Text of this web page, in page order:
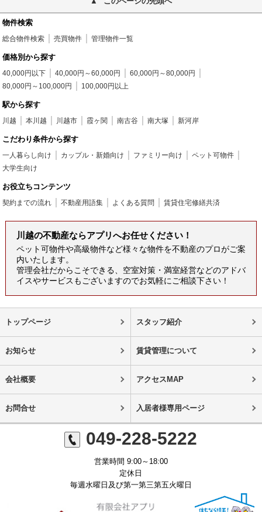
物件検索
総合物件検索 売買物件 管理物件一覧
価格別から探す
40,000円以下 40,000円～60,000円
60,000円～80,000円
80,000円～100,000円
100,000円以上
駅から探す
川越 本川越 川越市 霞ヶ関 南古谷 南大塚 新河岸
こだわり条件から探す
一人暮らし向け カップル・新婚向け ファミリー向け
ペット可物件
大学生向け
お役立ちコンテンツ
契約までの流れ 不動産用語集 よくある質問 賃貸住宅修繕共済
川越の不動産ならアプリへお任せください！
ペット可物件や高級物件など様々な物件を不動産のプロがご案
内いたします。
管理会社だからこそできる、空室対策・満室経営などのアドバ
イスやサービスもございますのでお気軽にご相談下さい！
トップページ スタッフ紹介
お知らせ 賃貸管理について
会社概要 アクセスMAP
お問合せ 入居者様専用ページ
049-228-5222
営業時間 9:00～18:00
定休日
毎週水曜日及び第一第三第五火曜日